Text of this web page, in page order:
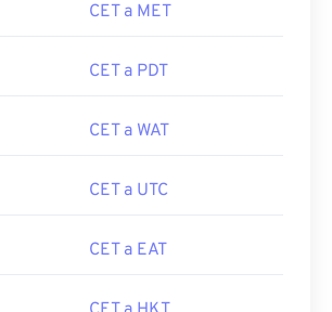
CET a MET
CET a PDT
CET a WAT
CET a UTC
CET a EAT